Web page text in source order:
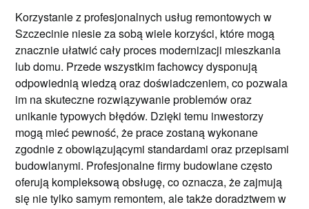
Korzystanie z profesjonalnych usług remontowych w
Szczecinie niesie za sobą wiele korzyści, które mogą
znacznie ułatwić cały proces modernizacji mieszkania
lub domu. Przede wszystkim fachowcy dysponują
odpowiednią wiedzą oraz doświadczeniem, co pozwala
im na skuteczne rozwiązywanie problemów oraz
unikanie typowych błędów. Dzięki temu inwestorzy
mogą mieć pewność, że prace zostaną wykonane
zgodnie z obowiązującymi standardami oraz przepisami
budowlanymi. Profesjonalne firmy budowlane często
oferują kompleksową obsługę, co oznacza, że zajmują
się nie tylko samym remontem, ale także doradztwem w